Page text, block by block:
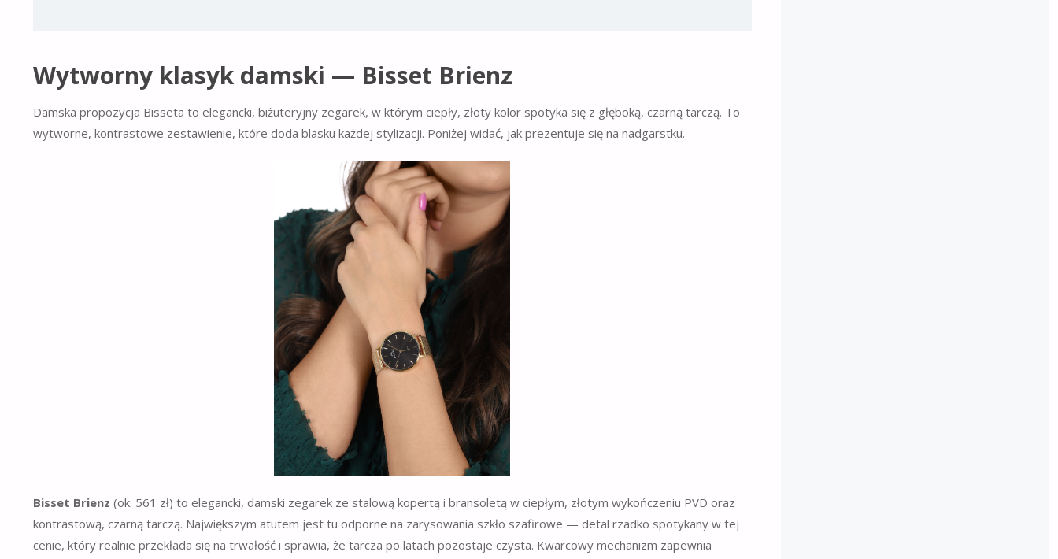
Wytworny klasyk damski — Bisset Brienz
Damska propozycja Bisseta to elegancki, biżuteryjny zegarek, w którym ciepły, złoty kolor spotyka się z głęboką, czarną tarczą. To
wytworne, kontrastowe zestawienie, które doda blasku każdej stylizacji. Poniżej widać, jak prezentuje się na nadgarstku.
Bisset Brienz (ok. 561 zł) to elegancki, damski zegarek ze stalową kopertą i bransoletą w ciepłym, złotym wykończeniu PVD oraz
kontrastową, czarną tarczą. Największym atutem jest tu odporne na zarysowania szkło szafirowe — detal rzadko spotykany w tej
cenie, który realnie przekłada się na trwałość i sprawia, że tarcza po latach pozostaje czysta. Kwarcowy mechanizm zapewnia